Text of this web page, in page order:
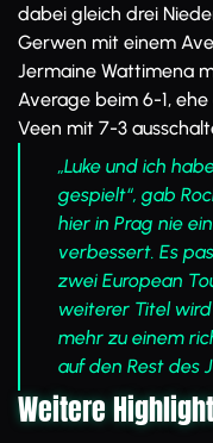
dabei gleich drei
Gerwen mit einem
Jermaine Wattimena
Average beim 6-1,
Veen mit 7-3
„Luke und ich
gespielt“, gab
hier in Prag nie
verbessert. Es
zwei European
weiterer Titel
mehr zu einem
auf den Rest des
Weitere